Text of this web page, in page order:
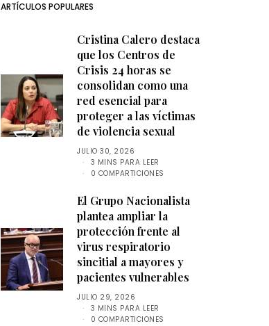
ARTÍCULOS POPULARES
Cristina Calero destaca
que los Centros de
Crisis 24 horas se
consolidan como una
red esencial para
proteger a las víctimas
de violencia sexual
JULIO 30, 2026
3 MINS PARA LEER
0 COMPARTICIONES
El Grupo Nacionalista
plantea ampliar la
protección frente al
virus respiratorio
sincitial a mayores y
pacientes vulnerables
JULIO 29, 2026
3 MINS PARA LEER
0 COMPARTICIONES